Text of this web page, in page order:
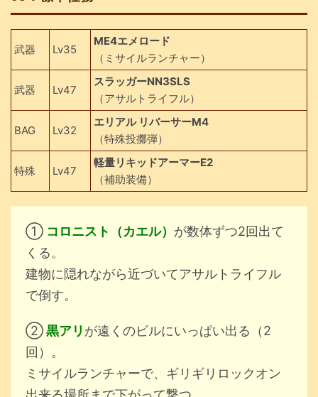
武器 Lv35
ME4エメロード
（ミサイルランチャー）
武器 Lv47
スラッガーNN3SLS
（アサルトライフル）
BAG Lv32
エリアル リバーサーM4
（特殊投擲弾）
特殊 Lv47
軽量リキッドアーマーE2
（補助装備）
① コロニスト（カエル） が数体ずつ2回出て
くる。
建物に隠れながら近づいてアサルトライフル
で倒す。
②黒アリ が遠くのビルにいっぱい出る（2
回）。
ミサイルランチャーで、ギリギリロックオン